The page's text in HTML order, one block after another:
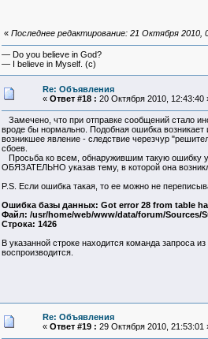
« Последнее редактирование: 21 Октября 2010,
— Do you believe in God?
— I believe in Myself. (c)
Re: Объявления
« Ответ #18 : 20 Октября 2010, 12:43:40
Замечено, что при отправке сообщений стало
вроде бы нормально. Подобная ошибка возникает
возникшее явление - следствие черезчур
сбоев.
Просьба ко всем, обнаружившим такую ошибку
ОБЯЗАТЕЛЬНО указав тему, в которой она
P.S. Если ошибка такая, то ее можно не
Ошибка базы данных: Got error 28 from table
Файл: /usr/home/web/www/data/forum/Sources/
Строка: 1426
В указанной строке находится команда запроса
воспроизводится.
Re: Объявления
« Ответ #19 : 29 Октября 2010, 21:53:01